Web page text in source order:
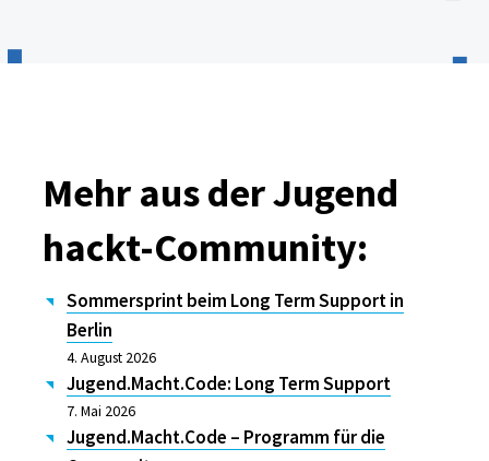
Mehr aus der Jugend
hackt-Community:
Sommersprint beim Long Term Support in
Berlin
4. August 2026
Jugend.Macht.Code: Long Term Support
7. Mai 2026
Jugend.Macht.Code – Programm für die